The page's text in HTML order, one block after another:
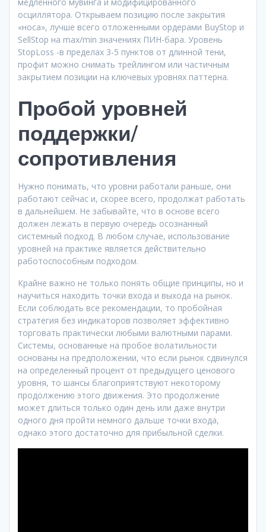
медленного мувинга и модифицированного
осциллятора. Открываем позицию после закрытия
«носа», лучше всего отложенными ордерами BuyStop и
SellStop на max/min значениях ПИН-бара. Уровень
StopLoss -в пределах 3-5 пунктов от длинной тени,
профит можно снимать трейлингом или частичным
закрытием позиции на ключевых уровнях паттерна.
Пробой уровней
поддержки/
сопротивления
Нужно понимать, что уровни работали раньше, они
работают сейчас и, скорее всего, продолжат работать
в дальнейшем. Не забывайте, что в основе всего
должен лежать в первую очередь осознанный
системный подход. В любом случае, использование
уровней на практике является действительно
работоспособным подходом.
Крайне важно не только понять общие принципы, но и
научиться находить точки входа и выхода на рынок.
Если соблюдать все рекомендации, то пробойная
стратегия без индикаторов позволяет эффективно
торговать практически любыми валютными парами.
Системы, основанные на пробое волатильности
основаны на предположении, что если рынок сдвинулся
на определенный процент от предыдущего ценового
уровня, то шансы благоприятствуют некоторому
продолжению этого движения. Это продолжение
может длиться только один день или даже внутри
одного дня пройти немного дальше точки входа,
однако этого достаточно для прибыльной сделки.